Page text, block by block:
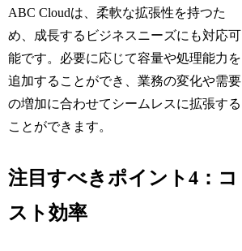
ABC Cloudは、柔軟な拡張性を持つた
め、成長するビジネスニーズにも対応可
能です。必要に応じて容量や処理能力を
追加することができ、業務の変化や需要
の増加に合わせてシームレスに拡張する
ことができます。
注目すべきポイント4：コ
スト効率